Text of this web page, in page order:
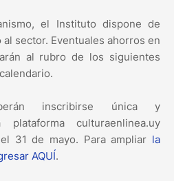
el Instituto dispone de
al sector. Eventuales ahorros en
al rubro de los siguientes
inscribirse única y
culturaenlinea.uy
31 de mayo. Para ampliar la
AQUÍ.